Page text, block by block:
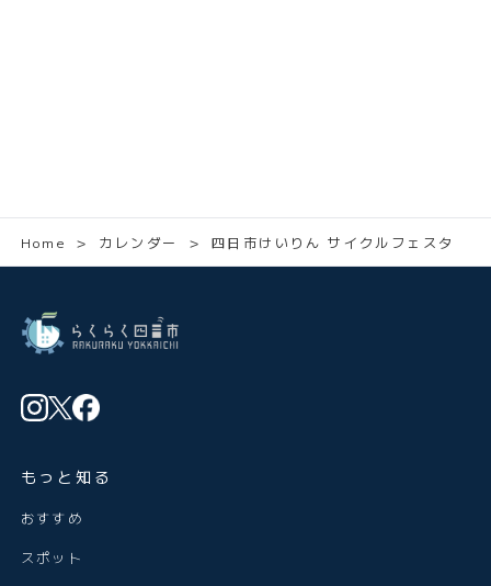
Home ＞ カレンダー ＞ 四日市けいりん サイクルフェスタ
もっと知る
おすすめ
スポット